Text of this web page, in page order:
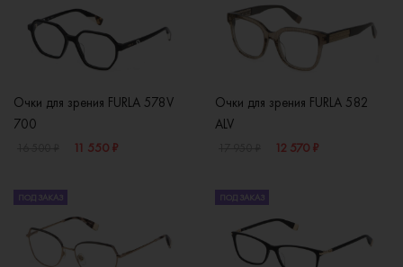
Очки для зрения FURLA 578V
700
11 550 ₽
Очки для зрения FURLA 582
ALV
12 570 ₽
ПОД ЗАКАЗ ПОД ЗАКАЗ